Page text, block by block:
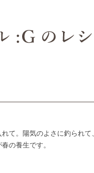
て。陽気のよさに釣られ
の養生です。